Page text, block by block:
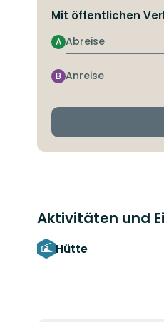
Mit öffentlichen
Abreise
A
Anreise
B
Aktivitäten und
Hütte